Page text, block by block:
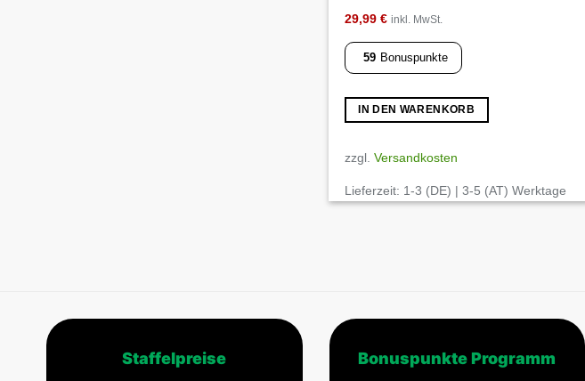
29,99 € inkl. MwSt.
59 Bonuspunkte
IN DEN WARENKORB
zzgl. Versandkosten
Lieferzeit: 1-3 (DE) | 3-5 (AT) Werktage
Staffelpreise Bonuspunkte Programm